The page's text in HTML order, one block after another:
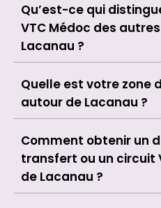
Qu’est-ce qui
VTC Médoc des
Lacanau ?
Quelle est votre zone
autour de Lacanau ?
Comment obtenir un
transfert ou un circuit
de Lacanau ?